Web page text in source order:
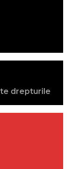
drepturile